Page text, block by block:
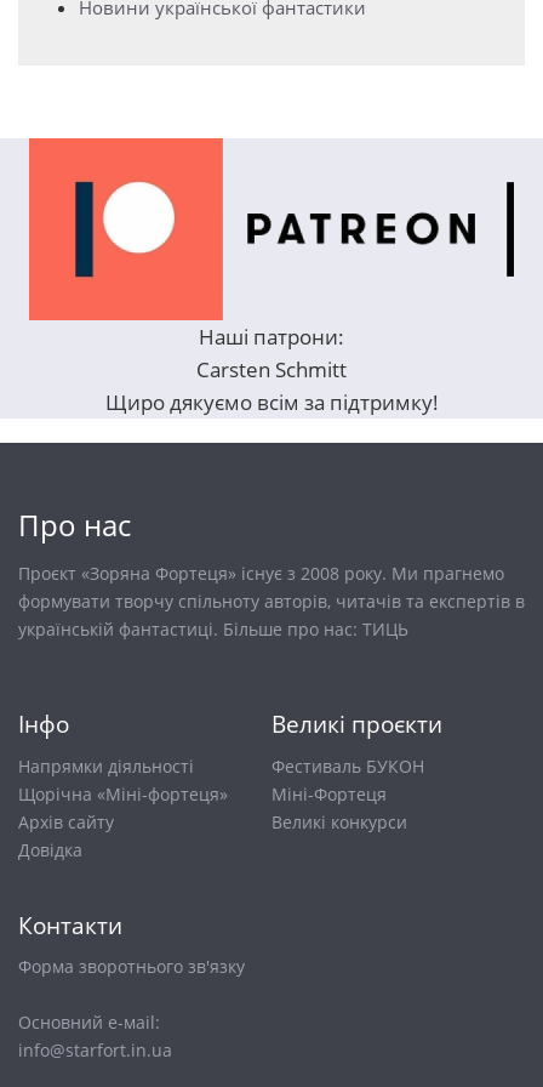
Новини української фантастики
Наші патрони:
Carsten Schmitt
Щиро дякуємо всім за підтримку!
Про нас
Проєкт «Зоряна Фортеця» існує з 2008 року. Ми прагнемо
формувати творчу спільноту авторів, читачів та експертів в
українській фантастиці. Більше про нас: ТИЦЬ
Інфо
Напрямки діяльності
Щорічна «Міні-фортеця»
Архів сайту
Довiдка
Великі проєкти
Фестиваль БУКОН
Міні-Фортеця
Великі конкурси
Контакти
Форма зворотнього зв'язку
Основний е-маіl:
info@starfort.in.ua